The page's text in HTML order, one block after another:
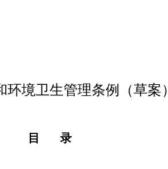
环境卫生管理条例 （草案）
目 录